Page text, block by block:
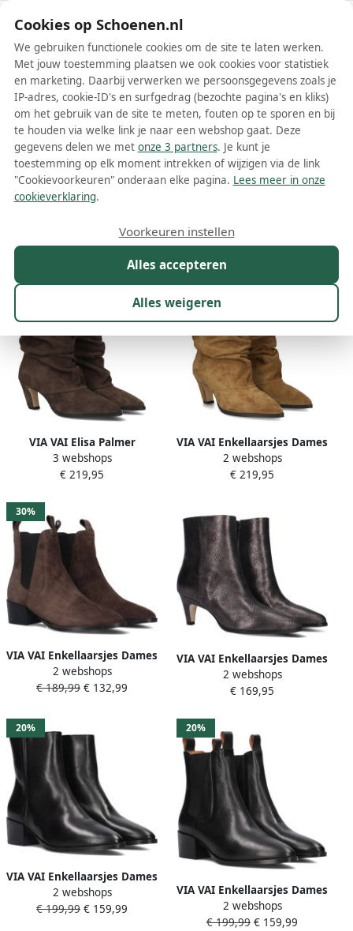
Schoenen.nl
Wis filters Alle filters
Via Vai enkellaarsjes
Meer lezen
VIA VAI Elisa Palmer
Enkellaarsjes Dames Suède
Bruin
3 webshops
€ 219,95
VIA VAI Enkellaarsjes Dames
Elisa Palmer Maat: 40
Materiaal: Suède Kleur:
2 webshops
€ 219,95
30%
VIA VAI Enkellaarsjes Dames
Rose Andrew Maat: 40
Materiaal: Suède Kleur:
2 webshops
€ 189,99 € 132,99
VIA VAI Enkellaarsjes Dames
Lina Jackson Maat: 38
Materiaal: Leer Kleur: Grijs
2 webshops
€ 169,95
20%
VIA VAI Enkellaarsjes Dames
Rose Baker Maat: 39
Materiaal: Leer Kleur: Zwart
2 webshops
€ 199,99 € 159,99
20%
VIA VAI Enkellaarsjes Dames
Rose Andrew Maat: 36
Materiaal: Leer Kleur: Zwart
2 webshops
€ 199,99 € 159,99
Cookies op Schoenen.nl
We gebruiken functionele cookies om de site te laten werken.
Met jouw toestemming plaatsen we ook cookies voor statistiek
en marketing. Daarbij verwerken we persoonsgegevens zoals je
IP-adres, cookie-ID's en surfgedrag (bezochte pagina's en kliks)
om het gebruik van de site te meten, fouten op te sporen en bij
te houden via welke link je naar een webshop gaat. Deze
gegevens delen we met onze 3 partners. Je kunt je
toestemming op elk moment intrekken of wijzigen via de link
"Cookievoorkeuren" onderaan elke pagina. Lees meer in onze
cookieverklaring.
Alles accepteren
Alles weigeren
Voorkeuren instellen